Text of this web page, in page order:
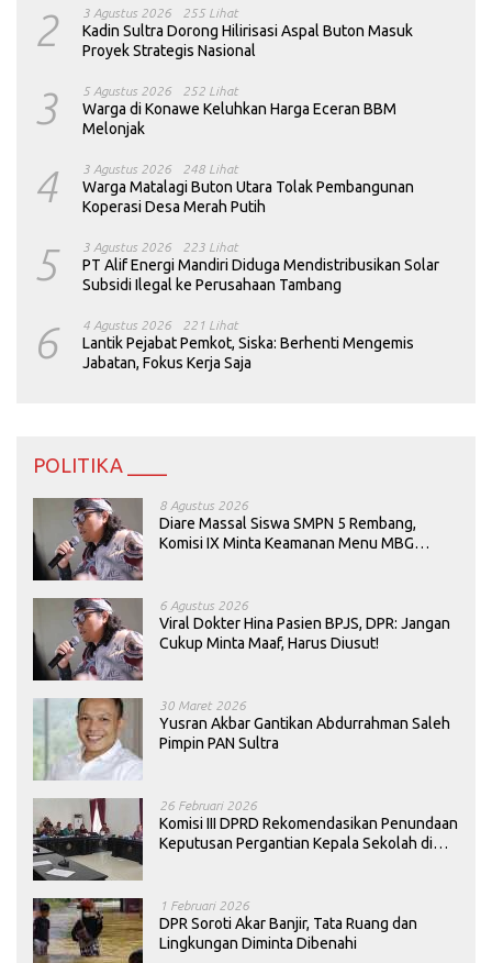
2 3 Agustus 2026 255 Lihat
Kadin Sultra Dorong Hilirisasi Aspal Buton Masuk
Proyek Strategis Nasional
3 5 Agustus 2026 252 Lihat
Warga di Konawe Keluhkan Harga Eceran BBM
Melonjak
4 3 Agustus 2026 248 Lihat
Warga Matalagi Buton Utara Tolak Pembangunan
Koperasi Desa Merah Putih
5 3 Agustus 2026 223 Lihat
PT Alif Energi Mandiri Diduga Mendistribusikan Solar
Subsidi Ilegal ke Perusahaan Tambang
6 4 Agustus 2026 221 Lihat
Lantik Pejabat Pemkot, Siska: Berhenti Mengemis
Jabatan, Fokus Kerja Saja
POLITIKA ____
8 Agustus 2026
Diare Massal Siswa SMPN 5 Rembang,
Komisi IX Minta Keamanan Menu MBG
6 Agustus 2026
Viral Dokter Hina Pasien BPJS, DPR: Jangan
Cukup Minta Maaf, Harus Diusut!
30 Maret 2026
Yusran Akbar Gantikan Abdurrahman Saleh
Pimpin PAN Sultra
26 Februari 2026
Komisi III DPRD Rekomendasikan Penundaan
Keputusan Pergantian Kepala Sekolah di
1 Februari 2026
DPR Soroti Akar Banjir, Tata Ruang dan
Lingkungan Diminta Dibenahi